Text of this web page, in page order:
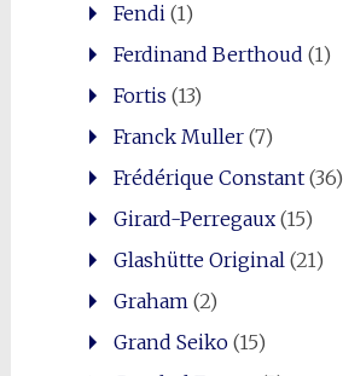
Fendi(1)
Ferdinand Berthoud (1)
Fortis (13)
Franck Muller(7)
Frédérique Constant(36)
Girard-Perregaux(15)
Glashütte Original(21)
Graham(2)
Grand Seiko(15)